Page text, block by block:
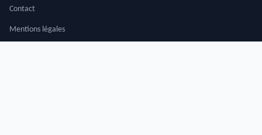
Contact
Mentions légales